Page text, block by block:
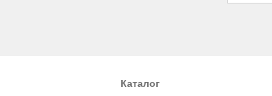
Каталог